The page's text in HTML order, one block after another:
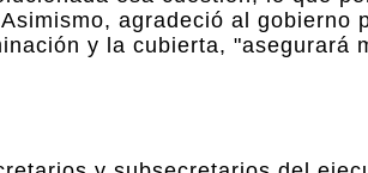
agradeció al gobierno
y la cubierta, "asegurará